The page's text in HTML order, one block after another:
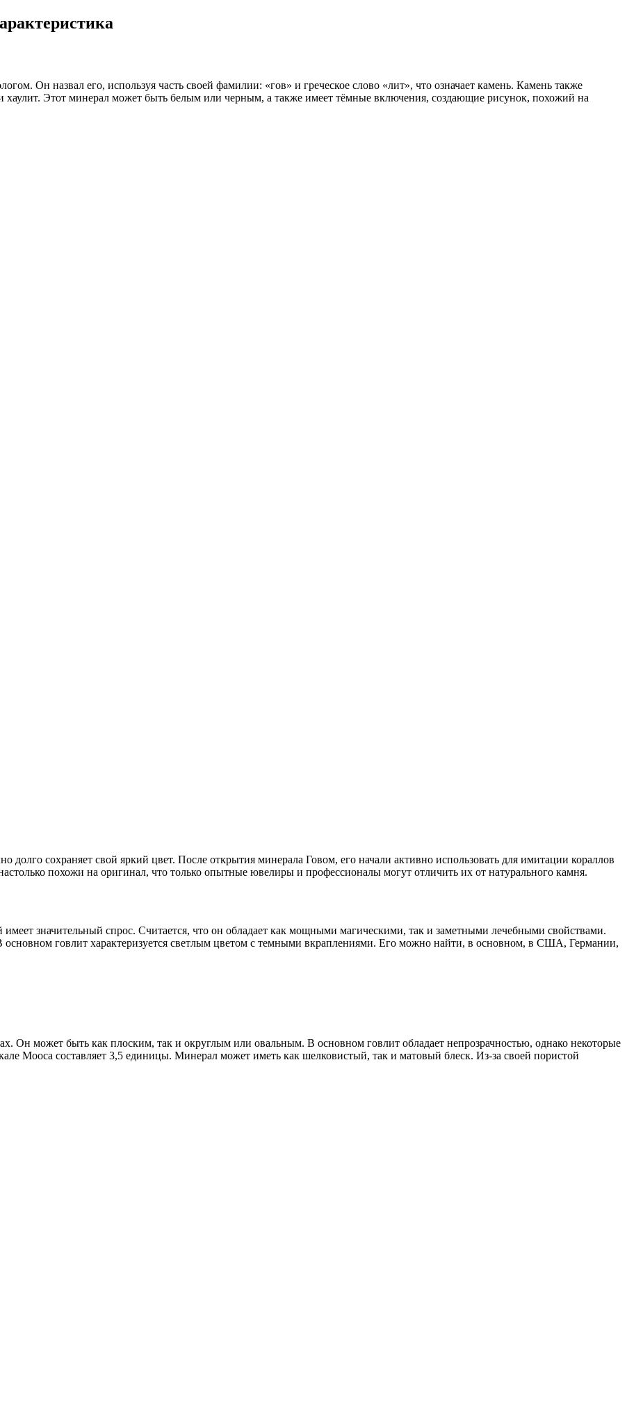
Он назвал его, используя часть своей фамилии: «гов» и греческое слово «лит», что означает камень. Камень также
хаулит. Этот минерал может быть белым или черным, а также имеет тёмные включения, создающие рисунок, похожий на
долго сохраняет свой яркий цвет. После открытия минерала Говом, его начали активно использовать для имитации кораллов
похожи на оригинал, что только опытные ювелиры и профессионалы могут отличить их от натурального камня.
имеет значительный спрос. Считается, что он обладает как мощными магическими, так и заметными лечебными свойствами.
основном говлит характеризуется светлым цветом с темными вкраплениями. Его можно найти, в основном, в США, Германии,
Он может быть как плоским, так и округлым или овальным. В основном говлит обладает непрозрачностью, однако некоторые
Мооса составляет 3,5 единицы. Минерал может иметь как шелковистый, так и матовый блеск. Из-за своей пористой